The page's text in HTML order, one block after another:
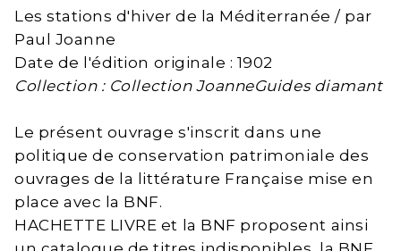
Les stations d'hiver de la Méditerranée / par
Paul Joanne
Date de l'édition originale : 1902
Collection : Collection JoanneGuides diamant
Le présent ouvrage s'inscrit dans une
politique de conservation patrimoniale des
ouvrages de la littérature Française mise en
place avec la BNF.
HACHETTE LIVRE et la BNF proposent ainsi